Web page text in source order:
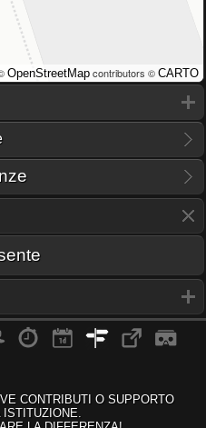
OpenStreetMap contributors © CARTO
CONTRIBUTI O SUPPORTO
ISTITUZIONE.